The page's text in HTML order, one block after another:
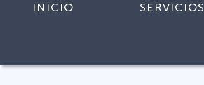
INICIO SERVICIOS